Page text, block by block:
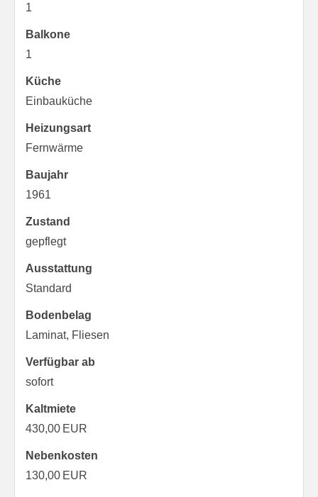
1
Balkone
1
Küche
Einbauküche
Heizungsart
Fernwärme
Baujahr
1961
Zustand
gepflegt
Ausstattung
Standard
Bodenbelag
Laminat, Fliesen
Verfügbar ab
sofort
Kaltmiete
430,00 EUR
Nebenkosten
130,00 EUR